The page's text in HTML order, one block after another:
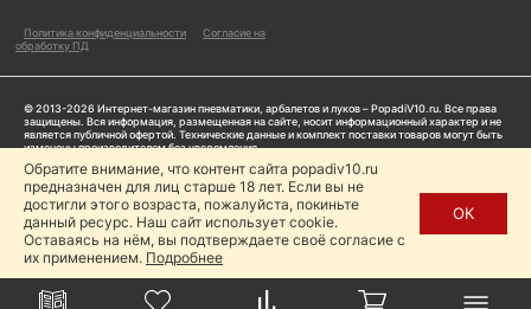
Политика конфиденциальности
Согласие на
обработку ПД
© 2013-2026 Интернет-магазин пневматики, арбалетов и луков – PopadiV10.ru. Все права
защищены. Вся информация, размещенная на сайте, носит информационный характер и не
является публичной офертой. Технические данные и комплект поставки товаров могут быть
изменены производителем без уведомления
Пользуясь сайтом Popadiv10.ru, пользователь автоматически соглашается с условиями,
прописанными в
Политике конфиденциальности
Копирование любой информации (тексты, фото, видео и др.) с сайта Popadiv10 запрещено,
за исключением наличия письменного согласия администрации сайта Popadiv10.
Обратите внимание, что контент сайта popadiv10.ru
предназначен для лиц старше 18 лет. Если вы не
достигли этого возраста, пожалуйста, покиньте
данный ресурс. Наш сайт использует cookie.
Оставаясь на нём, вы подтверждаете своё согласие с
их применением. Подробнее
ОК